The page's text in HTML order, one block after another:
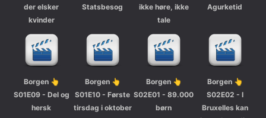
der elsker
kvinder
Statsbesog
ikke høre, ikke
tale
Agurketid
Borgen 👆
S01E09 - Del og
hersk
Borgen 👆
S01E10 - Første
tirsdag i oktober
Borgen 👆
S02E01 - 89.000
børn
Borgen 👆
S02E02 - I
Bruxelles kan